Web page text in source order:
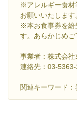
※アレルギー食材
お願いいたします
※本お食事券を紛
す。あらかじめご
事業者：株式会
連絡先：03-
関連キーワード